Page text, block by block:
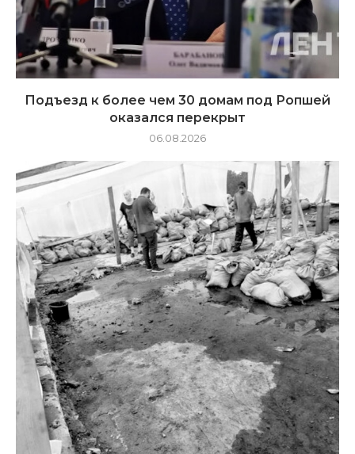
Подъезд к более чем 30 домам под Ропшей
оказался перекрыт
06.08.2026